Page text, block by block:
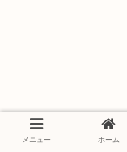
メニュー ホーム